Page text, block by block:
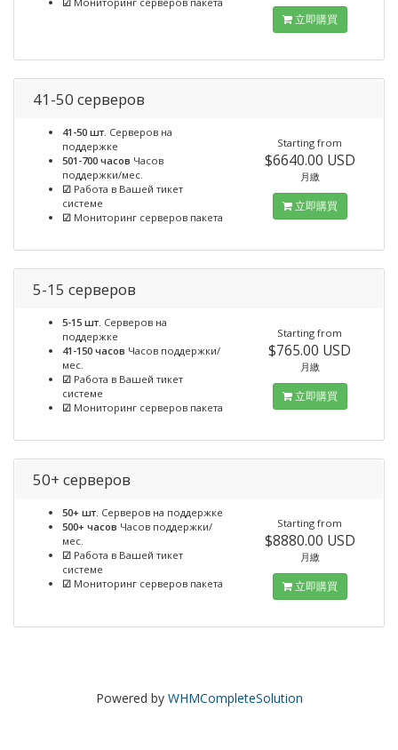
立即購買
41-50 серверов
41-50 шт. Серверов на
поддержке
501-700 часов Часов
поддержки/мес.
☑ Работа в Вашей тикет
системе
☑ Мониторинг серверов пакета
Starting from
$6640.00 USD
月繳
立即購買
5-15 серверов
5-15 шт. Серверов на
поддержке
41-150 часов Часов поддержки/
мес.
☑ Работа в Вашей тикет
системе
☑ Мониторинг серверов пакета
Starting from
$765.00 USD
月繳
立即購買
50+ серверов
50+ шт. Серверов на поддержке
500+ часов Часов поддержки/
мес.
☑ Работа в Вашей тикет
системе
☑ Мониторинг серверов пакета
Starting from
$8880.00 USD
月繳
立即購買
Powered by WHMCompleteSolution